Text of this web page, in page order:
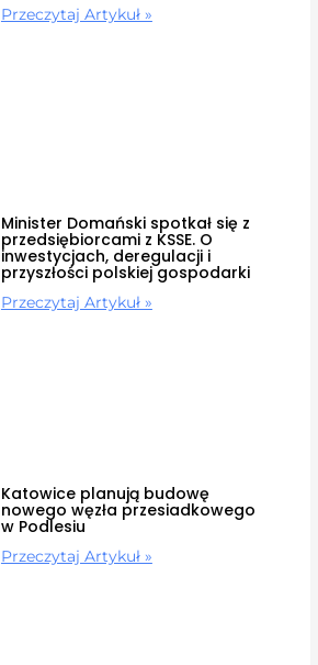
Przeczytaj Artykuł »
Minister Domański spotkał się z
przedsiębiorcami z KSSE. O
inwestycjach, deregulacji i
przyszłości polskiej gospodarki
Przeczytaj Artykuł »
Katowice planują budowę
nowego węzła przesiadkowego
w Podlesiu
Przeczytaj Artykuł »